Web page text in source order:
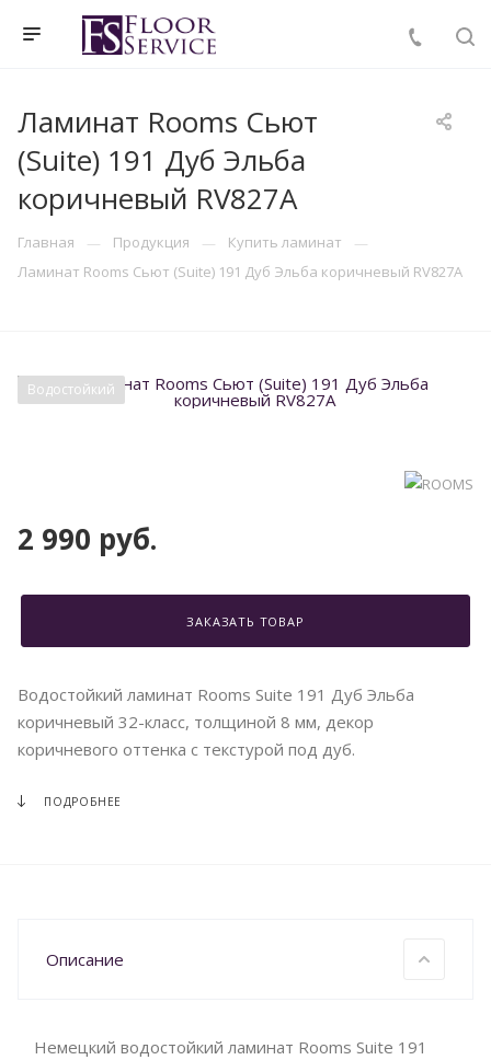
Ламинат Rooms Сьют
(Suite) 191 Дуб Эльба
коричневый RV827A
Главная Продукция
Купить ламинат
Ламинат Rooms Сьют (Suite) 191 Дуб Эльба коричневый RV827A
2 990 руб.
ЗАКАЗАТЬ ТОВАР
Водостойкий ламинат Rooms Suite 191 Дуб Эльба
коричневый 32-класс, толщиной 8 мм, декор
коричневого оттенка с текстурой под дуб.
ПОДРОБНЕЕ
Водостойкий
Описание
Немецкий водостойкий ламинат Rooms Suite 191